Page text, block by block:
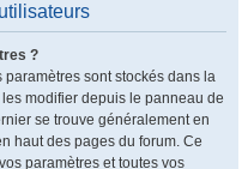
?
sont stockés dans la
modifier depuis le panneau de
se trouve généralement en
haut des pages du forum. Ce
paramètres et toutes vos